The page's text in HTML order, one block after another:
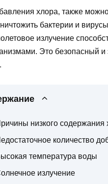
хлора, также
бактерии и
излучение
Это безопасный
низкого содержания
количество
температура воды
излучение